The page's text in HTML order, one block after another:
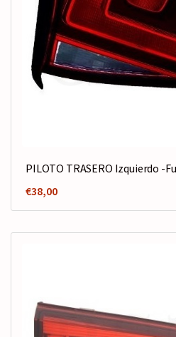
PILOTO TRASERO Izquierdo -
€38,00